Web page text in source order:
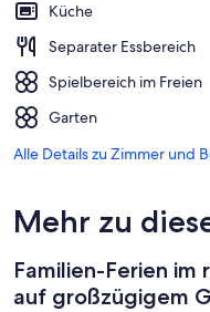
Küche
Separater Essbereich
Spielbereich im Freien
Garten
Alle Details zu Zimmer und
Mehr zu
Familien-Ferien
auf großzügigem